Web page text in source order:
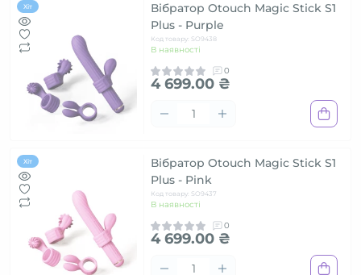
Хіт
Вібратор Otouch Magic Stick S1
Plus - Purple
Код товару: SO9438
В наявності
0
4 699.00 ₴
Хіт
Вібратор Otouch Magic Stick S1
Plus - Pink
Код товару: SO9437
В наявності
0
4 699.00 ₴